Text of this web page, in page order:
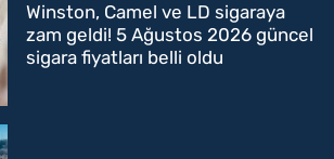
Winston, Camel ve LD sigaraya
zam geldi! 5 Ağustos 2026 güncel
sigara fiyatları belli oldu